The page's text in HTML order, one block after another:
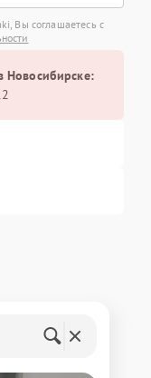
Вы соглашаетесь с
Новосибирске: